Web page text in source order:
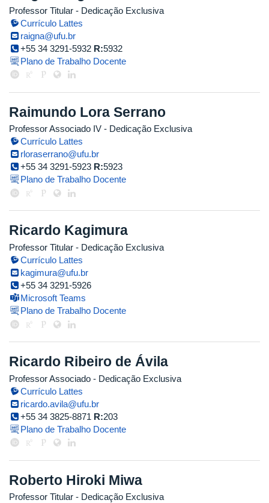
Professor Titular - Dedicação Exclusiva
Currículo Lattes
raigna@ufu.br
+55 34 3291-5932 R:5932
Plano de Trabalho Docente
Raimundo Lora Serrano
Professor Associado IV - Dedicação Exclusiva
Currículo Lattes
rloraserrano@ufu.br
+55 34 3291-5923 R:5923
Plano de Trabalho Docente
Ricardo Kagimura
Professor Titular - Dedicação Exclusiva
Currículo Lattes
kagimura@ufu.br
+55 34 3291-5926
Microsoft Teams
Plano de Trabalho Docente
Ricardo Ribeiro de Ávila
Professor Associado - Dedicação Exclusiva
Currículo Lattes
ricardo.avila@ufu.br
+55 34 3825-8871 R:203
Plano de Trabalho Docente
Roberto Hiroki Miwa
Professor Titular - Dedicação Exclusiva